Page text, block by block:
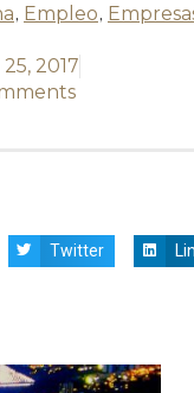
, Empleo,
2017
Twitter